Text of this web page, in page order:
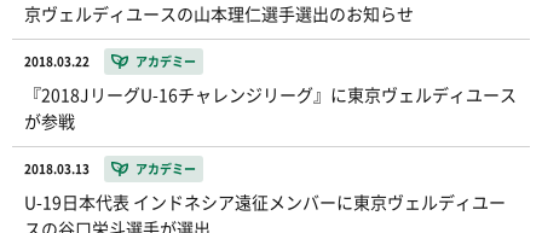
京ヴェルディユースの山本理仁選手選出のお知らせ
2018.03.22 アカデミー
『2018JリーグU-16チャレンジリーグ』に東京ヴェルディユース
が参戦
2018.03.13 アカデミー
U-19日本代表 インドネシア遠征メンバーに東京ヴェルディユー
スの谷口栄斗選手が選出